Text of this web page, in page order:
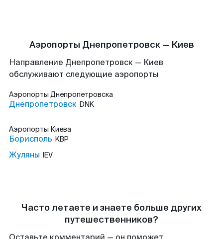
Аэропорты Днепропетровск — Киев
Направление Днепропетровск — Киев
обслуживают следующие аэропорты
Аэропорты Днепропетровска
Днепропетровск DNK
Аэропорты Киева
Борисполь KBP
Жуляны IEV
Часто летаете и знаете больше других
путешественников?